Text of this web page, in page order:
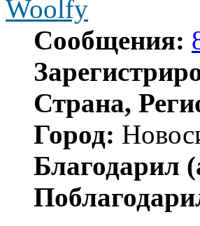
Woolfy
Сообщения:
Страна,
Город:
Благодарил